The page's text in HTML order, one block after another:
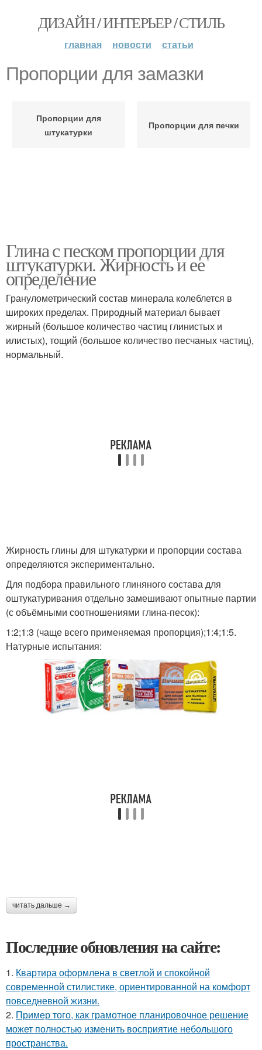
ДИЗАЙН / ИНТЕРЬЕР / СТИЛЬ
главная новости статьи
Пропорции для замазки
Пропорции для
штукатурки
Пропорции для печки
Глина с песком пропорции для
штукатурки. Жирность и ее
определение
Гранулометрический состав минерала колеблется в
широких пределах. Природный материал бывает
жирный (большое количество частиц глинистых и
илистых), тощий (большое количество песчаных частиц),
нормальный.
Жирность глины для штукатурки и пропорции состава
определяются экспериментально.
Для подбора правильного глиняного состава для
оштукатуривания отдельно замешивают опытные партии
(с объёмными соотношениями глина-песок):
1:2;1:3 (чаще всего применяемая пропорция);1:4;1:5.
Натурные испытания:
читать дальше →
Последние обновления на сайте:
1. Квартира оформлена в светлой и спокойной
современной стилистике, ориентированной на комфорт
повседневной жизни.
2. Пример того, как грамотное планировочное решение
может полностью изменить восприятие небольшого
пространства.